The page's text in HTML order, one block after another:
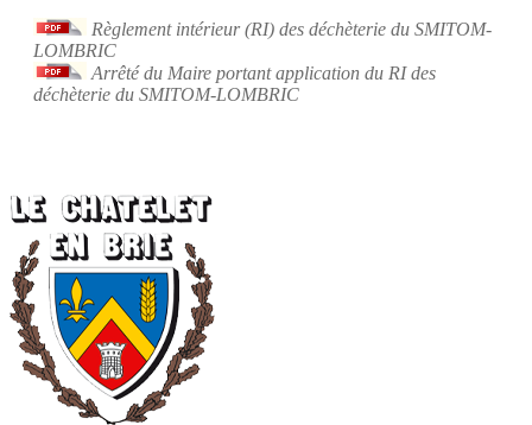
Règlement intérieur (RI) des déchèterie du SMITOM-
LOMBRIC
Arrêté du Maire portant application du RI des
déchèterie du SMITOM-LOMBRIC